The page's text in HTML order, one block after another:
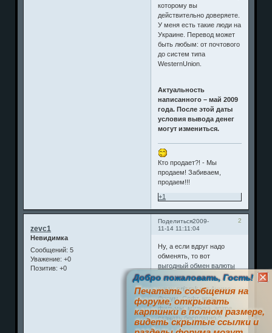
которому вы
действительно доверяете.
У меня есть такие люди на
Украине. Перевод может
быть любым: от почтового
до систем типа
WesternUnion.
Актуальность
написанного – май 2009
года. После этой даты
условия вывода денег
могут измениться.
Кто продает?! - Мы
продаем! Забиваем,
продаем!!!
+1
Поделиться 2
2009-
11-14 11:11:04
zevc1
Невидимка
Сообщений: 5
Уважение: +0
Позитив: +0
Ну, а если вдруг надо
обменять, то вот
выгодный обмен валюты
www.prizrak.wsАниме
Форум. Софт, игры,
фильмы, музыка, anime
скачать бесплатно ^_^
Добро пожаловать, Гость!
Печатать сообщения на
форуме, открывать
картинки в полном размере,
видеть скрытые ссылки и